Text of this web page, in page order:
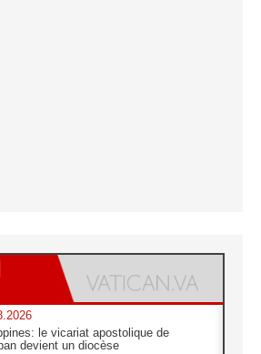
le vicariat apostolique de
devient un diocèse